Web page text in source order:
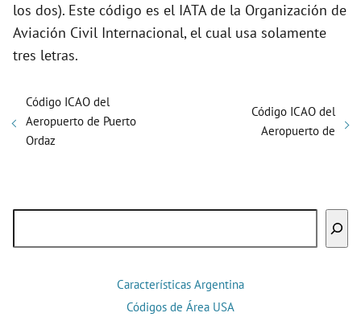
los dos). Este código es el IATA de la Organización de
Aviación Civil Internacional, el cual usa solamente
tres letras.
Código ICAO del
Aeropuerto de Puerto
Ordaz
Código ICAO del
Aeropuerto de
Características Argentina
Códigos de Área USA